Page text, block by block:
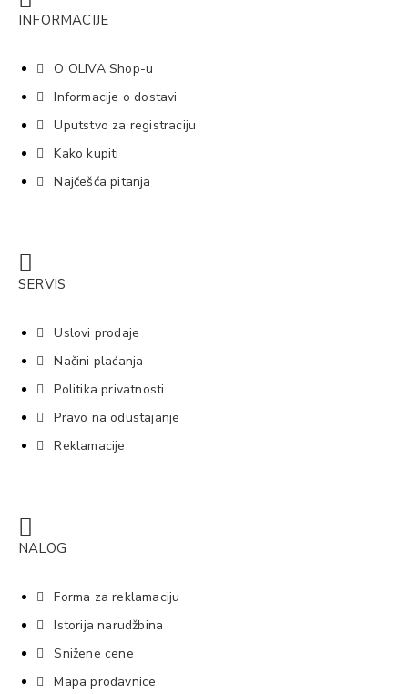
INFORMACIJE
O OLIVA Shop-u
Informacije o dostavi
Uputstvo za registraciju
Kako kupiti
Najčešća pitanja
SERVIS
Uslovi prodaje
Načini plaćanja
Politika privatnosti
Pravo na odustajanje
Reklamacije
NALOG
Forma za reklamaciju
Istorija narudžbina
Snižene cene
Mapa prodavnice